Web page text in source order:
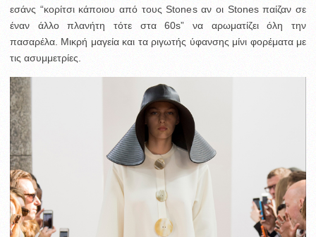
εσάνς “κορίτσι κάποιου από τους Stones αν οι Stones παίζαν σε
έναν άλλο πλανήτη τότε στα 60s” να αρωματίζει όλη την
πασαρέλα. Μικρή μαγεία και τα ριγωτής ύφανσης μίνι φορέματα με
τις ασυμμετρίες.